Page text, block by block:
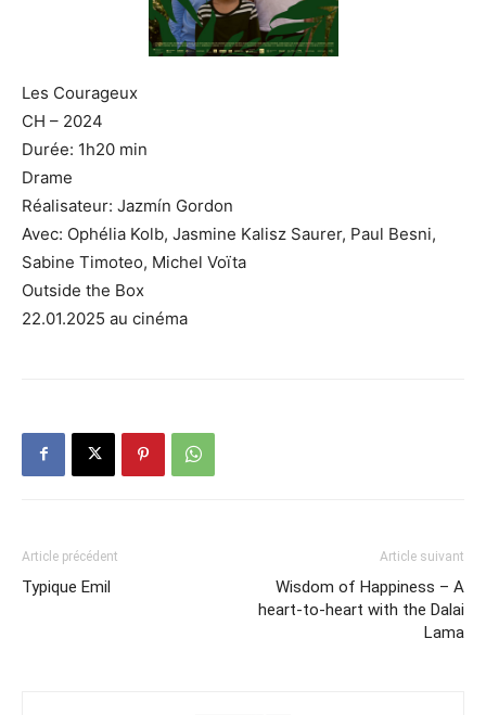
Les Courageux
CH – 2024
Durée: 1h20 min
Drame
Réalisateur: Jazmín Gordon
Avec: Ophélia Kolb, Jasmine Kalisz Saurer, Paul Besni,
Sabine Timoteo, Michel Voïta
Outside the Box
22.01.2025 au cinéma
Article précédent
Typique Emil
Article suivant
Wisdom of Happiness – A
heart-to-heart with the Dalai
Lama